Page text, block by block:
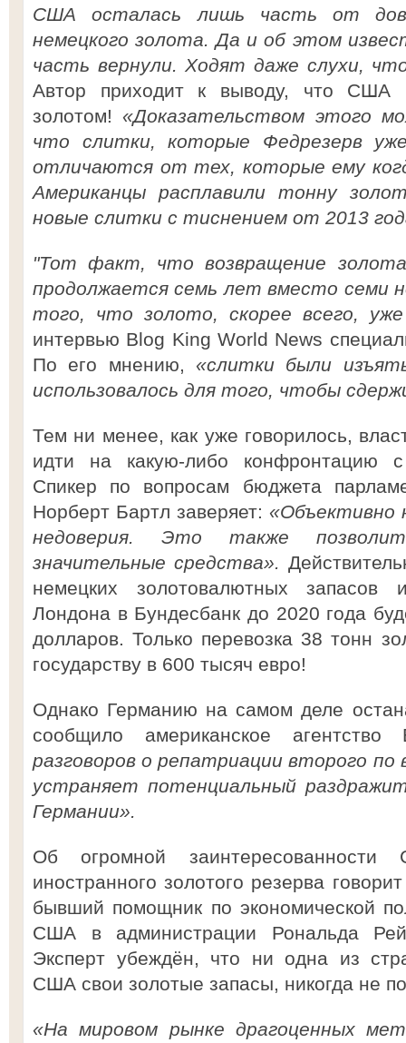
США осталась лишь часть от
немецкого золота. Да и об этом
часть вернули. Ходят даже слухи,
Автор приходит к выводу, что США
золотом!«Доказательством этого
что слитки, которые Федрезерв
отличаются от тех, которые ему
Американцы расплавили тонну
новые слитки с тиснением от 2013
"Тот факт, что возвращение
продолжается семь лет вместо семи
того, что золото, скорее всего,
интервью Blog King World News
По его мнению, «слитки были
использовалось для того, чтобы
Тем ни менее, как уже говорилось,
идти на какую-либо конфронтацию
Спикер по вопросам бюджета
Норберт Бартл заверяет: «Объективно
недоверия. Это также
значительные средства».
немецких золотовалютных
Лондона в Бундесбанк до 2020 года
долларов. Только перевозка 38 тонн
государству в 600 тысяч евро!
Однако Германию на самом деле
сообщило американское
разговоров о репатриации второго по
устраняет потенциальный
Германии».
Об огромной
иностранного золотого резерва
бывший помощник по экономической
США в администрации Рональда
Эксперт убеждён, что ни одна из
США свои золотые запасы, никогда не
«На мировом рынке драгоценных